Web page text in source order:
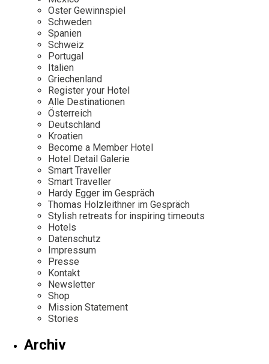
Mexico
Niederlande
Österreich
Portugal
Schweden
Spanien
Schweiz
Persönlichkeiten
Our Story
Career
Kontakt
Impressum
Oster Gewinnspiel
Schweden
Spanien
Schweiz
Portugal
Italien
Griechenland
Register your Hotel
Alle Destinationen
Österreich
Deutschland
Kroatien
Become a Member Hotel
Hotel Detail Galerie
Smart Traveller
Smart Traveller
Hardy Egger im Gespräch
Thomas Holzleithner im Gespräch
Stylish retreats for inspiring timeouts
Hotels
Datenschutz
Impressum
Presse
Kontakt
Newsletter
Shop
Mission Statement
Stories
Archiv